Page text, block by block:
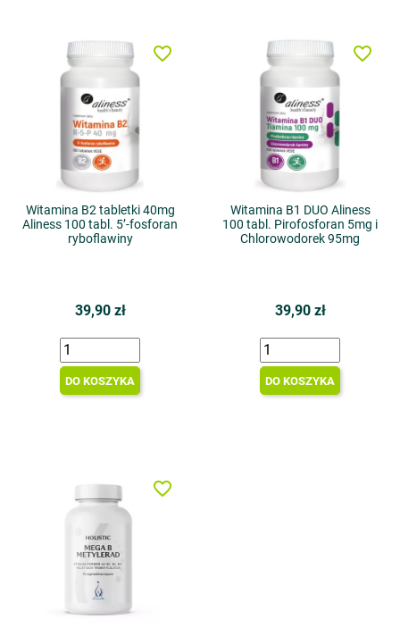
Witamina B2 tabletki 40mg
Aliness 100 tabl. 5’-fosforan
ryboflawiny
39,90 zł
DO KOSZYKA
favorite_border
Witamina B1 DUO Aliness
100 tabl. Pirofosforan 5mg i
Chlorowodorek 95mg
39,90 zł
DO KOSZYKA
favorite_border
favorite_border